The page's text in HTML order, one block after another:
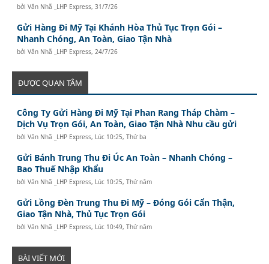
bởiVăn Nhã _LHP Express,31/7/26
Gửi Hàng Đi Mỹ Tại Khánh Hòa Thủ Tục Trọn Gói –
Nhanh Chóng, An Toàn, Giao Tận Nhà
bởiVăn Nhã _LHP Express, 24/7/26
ĐƯỢC QUAN TÂM
Công Ty Gửi Hàng Đi Mỹ Tại Phan Rang Tháp Chàm –
Dịch Vụ Trọn Gói, An Toàn, Giao Tận Nhà Nhu cầu gửi
bởiVăn Nhã _LHP Express, Lúc 10:25, Thứ ba
Gửi Bánh Trung Thu Đi Úc An Toàn – Nhanh Chóng –
Bao Thuế Nhập Khẩu
bởiVăn Nhã _LHP Express, Lúc 10:25, Thứ năm
Gửi Lồng Đèn Trung Thu Đi Mỹ – Đóng Gói Cẩn Thận,
Giao Tận Nhà, Thủ Tục Trọn Gói
bởiVăn Nhã _LHP Express, Lúc 10:49, Thứ năm
BÀI VIẾT MỚI